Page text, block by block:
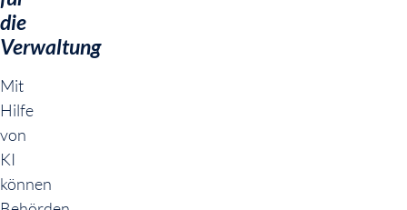
die
Verwaltung
Mit
Hilfe
von
KI
können